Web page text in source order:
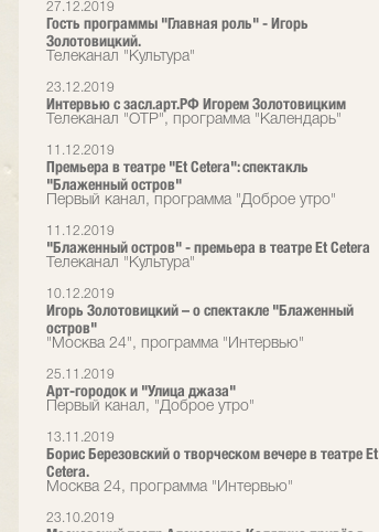
27.12.2019
Гость программы "Главная роль" - Игорь
Золотовицкий.
Телеканал "Культура"
23.12.2019
Интервью с засл.арт.РФ Игорем Золотовицким
Телеканал "ОТР", программа "Календарь"
11.12.2019
Премьера в театре "Et Cetera": спектакль
"Блаженный остров"
Первый канал, программа "Доброе утро"
11.12.2019
"Блаженный остров" - премьера в театре Et Сetera
Телеканал "Культура"
10.12.2019
Игорь Золотовицкий – о спектакле "Блаженный
остров"
"Москва 24", программа "Интервью"
25.11.2019
Арт-городок и "Улица джаза"
Первый канал, "Доброе утро"
13.11.2019
Борис Березовский о творческом вечере в театре Et
Cetera.
Москва 24, программа "Интервью"
23.10.2019